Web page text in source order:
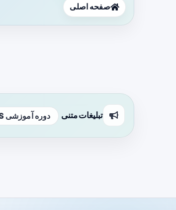
صفحه اصلی
تبلیغات متنی دوره آموزشی ATLS